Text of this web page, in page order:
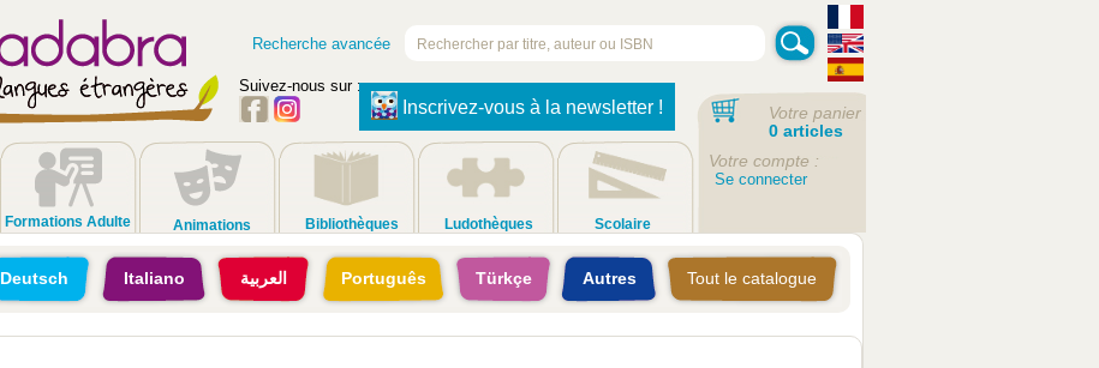
Recherche avancée
Suivez-nous sur :
Inscrivez-vous à la newsletter !
Formations Adulte Animations Bibliothèques Ludothèques Scolaire
Votre panier
0 articles
Votre compte :
Se connecter
Deutsch Italiano العربية Português Türkçe Autres Tout le catalogue